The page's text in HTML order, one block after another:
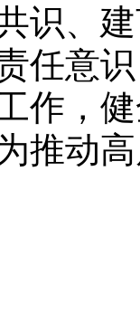
识、
任意
作，
推动